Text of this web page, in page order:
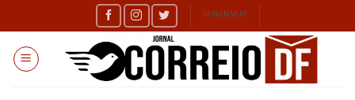
to
content
SEMANÁRIO